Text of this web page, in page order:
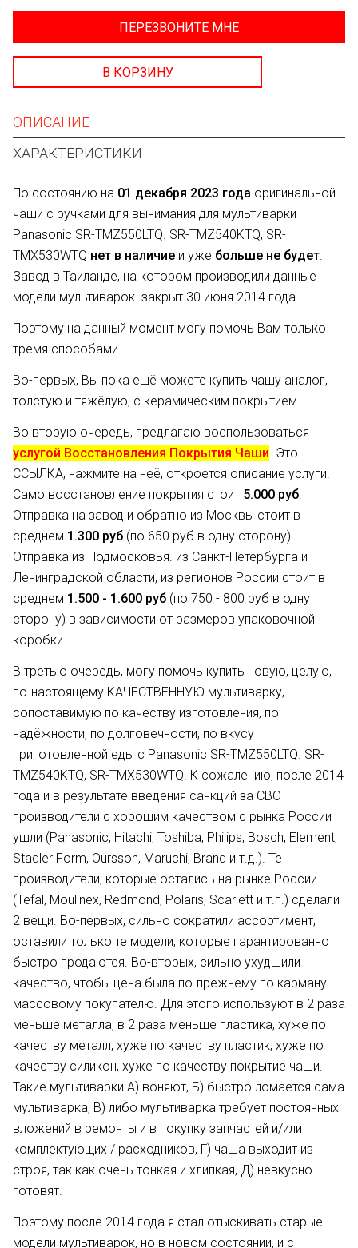
ПЕРЕЗВОНИТЕ МНЕ
В КОРЗИНУ
ОПИСАНИЕ
ХАРАКТЕРИСТИКИ
По состоянию на 01 декабря 2023 года оригинальной
чаши с ручками для вынимания для мультиварки
Panasonic SR-TMZ550LTQ. SR-TMZ540KTQ, SR-
TMX530WTQ нет в наличие и уже больше не будет.
Завод в Таиланде, на котором производили данные
модели мультиварок. закрыт 30 июня 2014 года.
Поэтому на данный момент могу помочь Вам только
тремя способами.
Во-первых, Вы пока ещё можете купить чашу аналог,
толстую и тяжёлую, с керамическим покрытием.
Во вторую очередь, предлагаю воспользоваться
услугой Восстановления Покрытия Чаши. Это
ССЫЛКА, нажмите на неё, откроется описание услуги.
Само восстановление покрытия стоит 5.000 руб.
Отправка на завод и обратно из Москвы стоит в
среднем 1.300 руб (по 650 руб в одну сторону).
Отправка из Подмосковья. из Санкт-Петербурга и
Ленинградской области, из регионов России стоит в
среднем 1.500 - 1.600 руб (по 750 - 800 руб в одну
сторону) в зависимости от размеров упаковочной
коробки.
В третью очередь, могу помочь купить новую, целую,
по-настоящему КАЧЕСТВЕННУЮ мультиварку,
сопоставимую по качеству изготовления, по
надёжности, по долговечности, по вкусу
приготовленной еды с Panasonic SR-TMZ550LTQ. SR-
TMZ540KTQ, SR-TMX530WTQ. К сожалению, после 2014
года и в результате введения санкций за СВО
производители с хорошим качеством с рынка России
ушли (Panasonic, Hitachi, Toshiba, Philips, Bosch, Element,
Stadler Form, Oursson, Maruchi, Brand и т.д.). Те
производители, которые остались на рынке России
(Tefal, Moulinex, Redmond, Polaris, Scarlett и т.п.) сделали
2 вещи. Во-первых, сильно сократили ассортимент,
оставили только те модели, которые гарантированно
быстро продаются. Во-вторых, сильно ухудшили
качество, чтобы цена была по-прежнему по карману
массовому покупателю. Для этого используют в 2 раза
меньше металла, в 2 раза меньше пластика, хуже по
качеству металл, хуже по качеству пластик, хуже по
качеству силикон, хуже по качеству покрытие чаши.
Такие мультиварки А) воняют, Б) быстро ломается сама
мультиварка, В) либо мультиварка требует постоянных
вложений в ремонты и в покупку запчастей и/или
комплектующих / расходников, Г) чаша выходит из
строя, так как очень тонкая и хлипкая, Д) невкусно
готовят.
Поэтому после 2014 года я стал отыскивать старые
модели мультиварок, но в новом состоянии, и с